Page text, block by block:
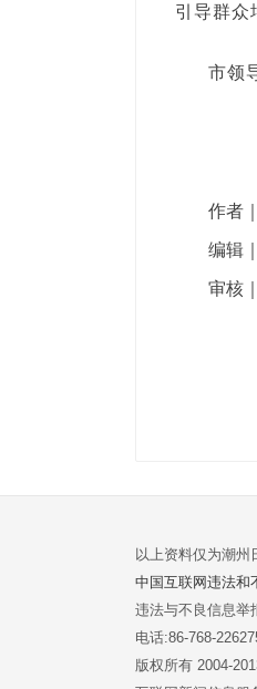
引导群众
市领
作者
编辑
审核
以上资料仅为潮
中国互联网违法和
违法与不良信息举
电话:86-768-
版权所有 2004-